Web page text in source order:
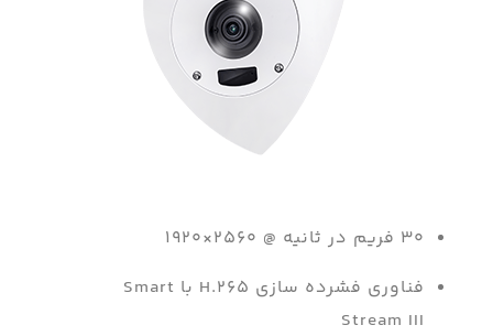
۳۰ فریم در ثانیه @ ۲۵۶۰×۱۹۲۰
فناوری فشرده سازی H.265 با Smart
Stream III